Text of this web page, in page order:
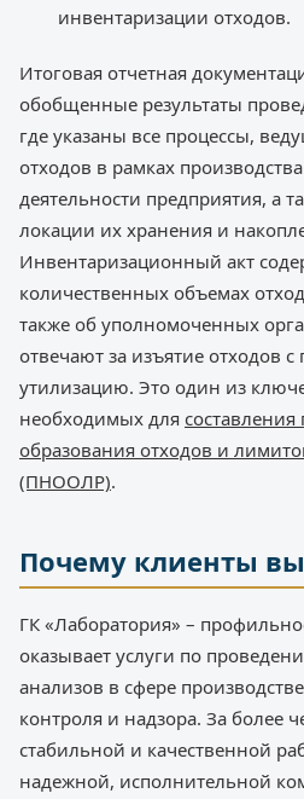
инвентаризации отходов.
Итоговая отчетная
обобщенные результаты
где указаны все процессы,
отходов в рамках
деятельности предприятия, а
локации их хранения и
Инвентаризационный акт
количественных объемах
также об уполномоченных
отвечают за изъятие отходов
утилизацию. Это один из
необходимых для
образования отходов и
(ПНООЛР).
Почему клиенты
ГК «Лаборатория» –
оказывает услуги по
анализов в сфере
контроля и надзора. За более
стабильной и качественной
надежной, исполнительной